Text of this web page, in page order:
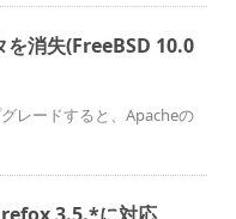
消失(FreeBSD 10.0
レードすると、Apacheの